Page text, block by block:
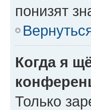
понизят
Когда я
Только